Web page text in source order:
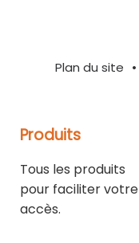
Plan du site
Produits
Tous les produits
pour faciliter votre
accès.